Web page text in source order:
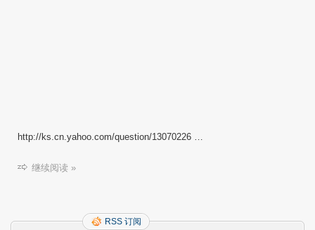
http://ks.cn.yahoo.com/question/13070226 …
继续阅读 »
RSS 订阅